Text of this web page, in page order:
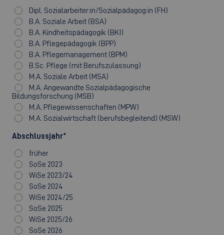
Dipl. Sozialarbeiter:in/Sozialpädagog:in (FH)
B.A. Soziale Arbeit (BSA)
B.A. Kindheitspädagogik (BKI)
B.A. Pflegepädagogik (BPP)
B.A. Pflegemanagement (BPM)
B.Sc. Pflege (mit Berufszulassung)
M.A. Soziale Arbeit (MSA)
Bildungsforschung (MSB)
M.A. Pflegewissenschaften (MPW)
M.A. Sozialwirtschaft (berufsbegleitend) (MSW)
Abschlussjahr*
früher
SoSe 2023
WiSe 2023/24
SoSe 2024
WiSe 2024/25
SoSe 2025
WiSe 2025/26
SoSe 2026